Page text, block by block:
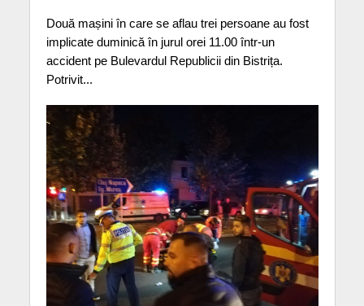
Două mașini în care se aflau trei persoane au fost
implicate duminică în jurul orei 11.00 într-un
accident pe Bulevardul Republicii din Bistrița.
Potrivit...